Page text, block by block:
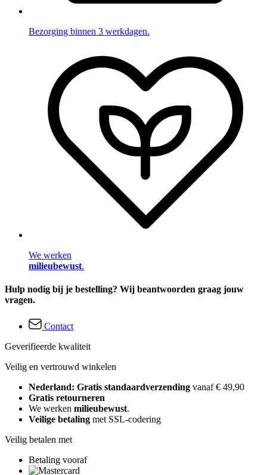
Bezorging binnen 3 werkdagen.
We werken
milieubewust.
Hulp nodig bij je bestelling? Wij beantwoorden graag jouw
vragen.
Contact
Geverifieerde kwaliteit
Veilig en vertrouwd winkelen
Nederland: Gratis standaardverzending vanaf € 49,90
Gratis retourneren
We werken milieubewust.
Veilige betaling met SSL-codering
Veilig betalen met
Betaling vooraf